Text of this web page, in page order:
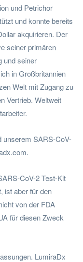
und Petrichor
und konnte bereits
akquirieren. Der
seiner primären
und seiner
in Großbritannien
Welt mit Zugang zu
Vertrieb. Weltweit
unserem SARS-CoV-
CoV-2 Test-Kit
ist aber für den
von der FDA
für diesen Zweck
LumiraDx